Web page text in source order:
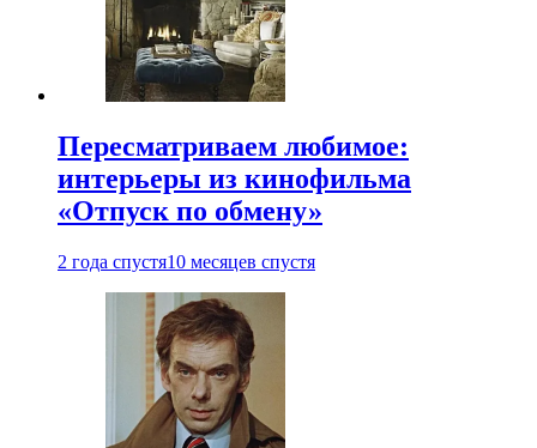
Пересматриваем любимое:
интерьеры из кинофильма
«Отпуск по обмену»
2 года спустя10 месяцев спустя